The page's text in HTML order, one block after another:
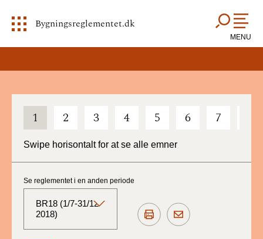
Bygningsreglementet.dk
MENU
1 2 3 4 5 6 7
Swipe horisontalt for at se alle emner
Se reglementet i en anden periode
BR18 (1/7-31/12
2018)